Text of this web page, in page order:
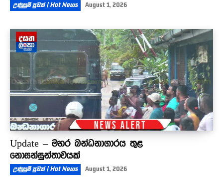
උණුසුම් පුවත් | Hot News August 1, 2026
Update – මහර බන්ධනාගාරය තුළ
නොසන්සුන්තාවයක්
උණුසුම් පුවත් | Hot News August 1, 2026